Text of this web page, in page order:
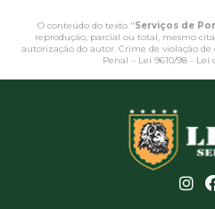
O conteúdo do texto "Serviços de
reprodução, parcial ou total, mesmo
autorização do autor. Crime de violação
Penal – Lei 9610/98 - Lei